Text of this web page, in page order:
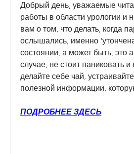
Добрый день, уважаемые
работы в области урологии и
вам о том, что делать, когда
ослышались, именно
состоянии, а может быть, это
случае, не стоит паниковать
делайте себе чай,
полезной информации,
ПОДРОБНЕЕ ЗДЕСЬ